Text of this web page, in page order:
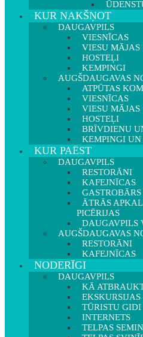
KUR NAKŠŅOT
DAUGAVPILS
VIESNĪCAS
VIESU MĀJAS
HOSTEĻI
KEMPINGI
AUGŠDAUGAVAS
ATPŪTAS
VIESNĪCAS
VIESU MĀJAS
HOSTEĻI
BRĪVDIENU
KEMPINGI UN
KUR PAĒST
DAUGAVPILS
RESTORĀNI
KAFEJNĪCAS
GASTROBĀRS
ĀTRĀS
PICĒRIJAS
DAUGAVPILS
AUGŠDAUGAVAS
RESTORĀNI
KAFEJNĪCAS
NODERĪGI
DAUGAVPILS
KĀ
EKSKURSIJAS
TŪRISTU GIDI
INTERNETS
TELPAS